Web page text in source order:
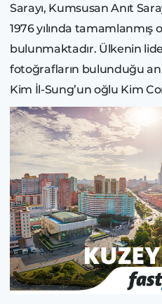
Sarayı, Kumsusan Anıt
1976 yılında
bulunmaktadır. Ülkenin
fotoğrafların bulunduğu
Kim İl-Sung’un oğlu Kim